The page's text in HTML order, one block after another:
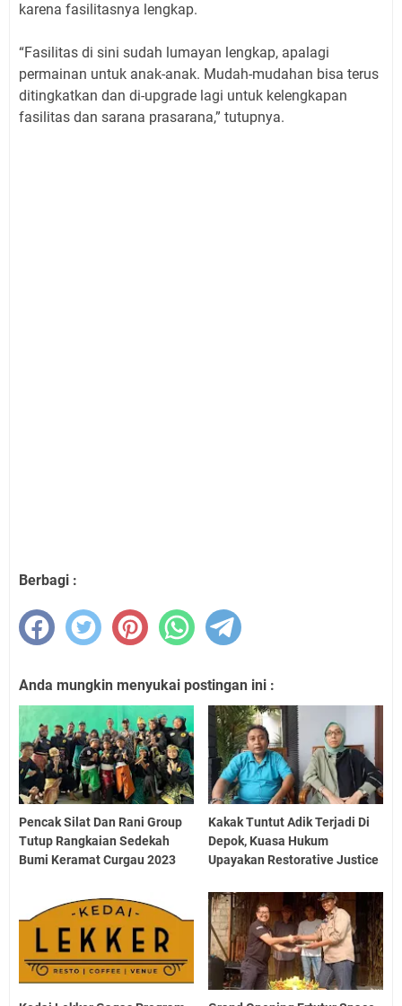
karena fasilitasnya lengkap.
“Fasilitas di sini sudah lumayan lengkap, apalagi
permainan untuk anak-anak. Mudah-mudahan bisa terus
ditingkatkan dan di-upgrade lagi untuk kelengkapan
fasilitas dan sarana prasarana,” tutupnya.
Berbagi :
Anda mungkin menyukai postingan ini :
Pencak Silat Dan Rani Group
Tutup Rangkaian Sedekah
Bumi Keramat Curgau 2023
Kakak Tuntut Adik Terjadi Di
Depok, Kuasa Hukum
Upayakan Restorative Justice